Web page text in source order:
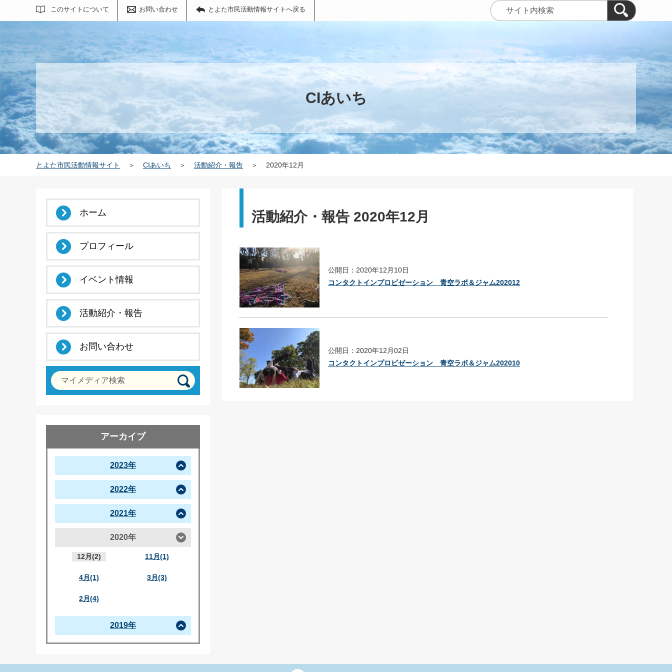
このサイトについて お問い合わせ とよた市民活動情報サイトへ戻る
サイト内検索
CIあいち
とよた市民活動情報サイト ＞ CIあいち ＞ 活動紹介・報告 ＞ 2020年12月
活動紹介・報告 2020年12月
公開日：2020年12月10日
コンタクトインプロビゼーション 青空ラボ＆ジャム202012
公開日：2020年12月02日
コンタクトインプロビゼーション 青空ラボ＆ジャム202010
ホーム
プロフィール
イベント情報
活動紹介・報告
お問い合わせ
マイメディア検索
アーカイブ
2023年
2022年
2021年
2020年
12月(2) 11月(1)
4月(1) 3月(3)
2月(4)
2019年